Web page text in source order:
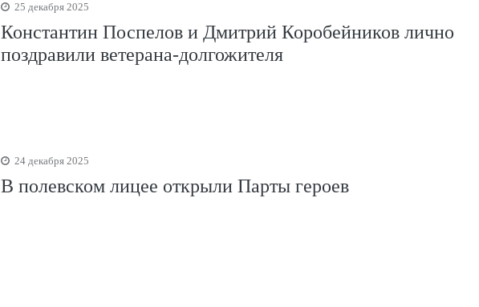
25 декабря 2025
Константин Поспелов и Дмитрий Коробейников лично
поздравили ветерана-долгожителя
24 декабря 2025
В полевском лицее открыли Парты героев